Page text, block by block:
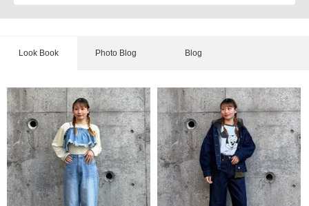
Look Book Photo Blog Blog